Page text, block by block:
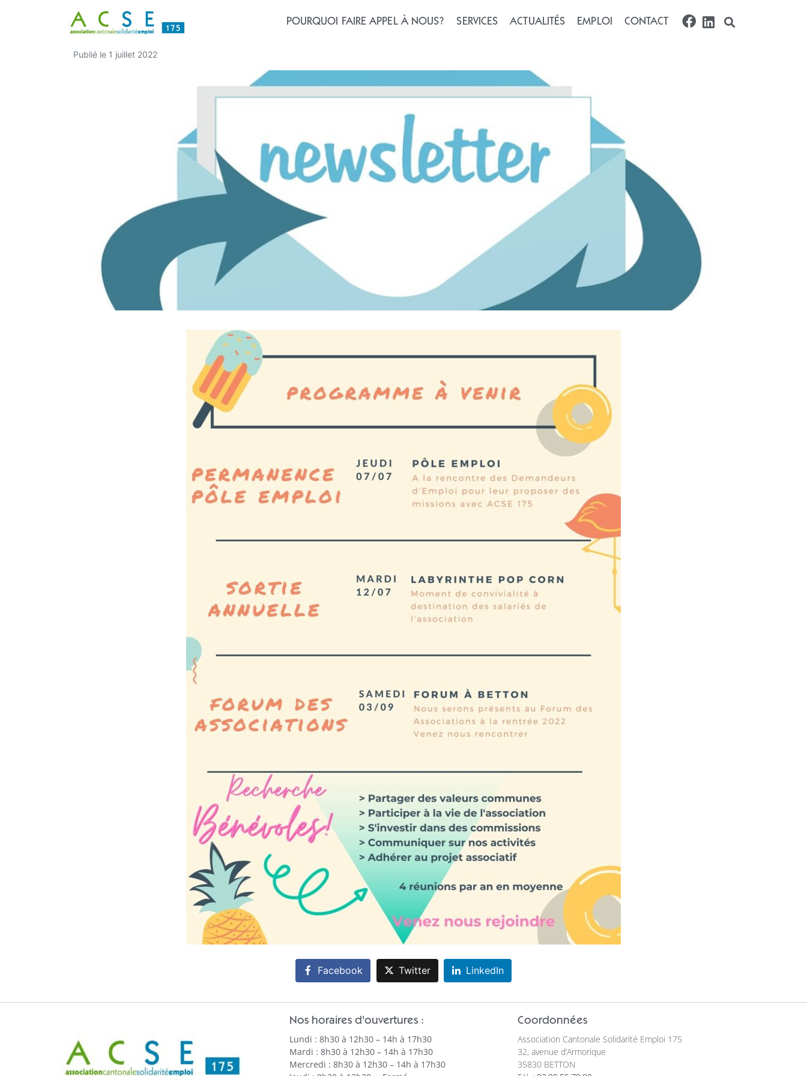
POURQUOI FAIRE APPEL À NOUS? SERVICES ACTUALITÉS EMPLOI CONTACT
Bulletin d’Actualités n°19 – juillet/août (2)
Publié le 1 juillet 2022
Facebook Twitter LinkedIn
Nos horaires d'ouvertures :
Lundi : 8h30 à 12h30 – 14h à 17h30
Mardi : 8h30 à 12h30 – 14h à 17h30
Mercredi : 8h30 à 12h30 – 14h à 17h30
Coordonnées
Association Cantonale Solidarité Emploi 175
32, avenue d’Armorique
35830 BETTON